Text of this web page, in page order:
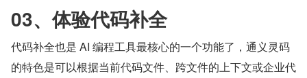
03、体验代码补全
代码补全也是 AI 编程工具最核心的一个功能了，通义灵码
的特色是可以根据当前代码文件、跨文件的上下文或企业代